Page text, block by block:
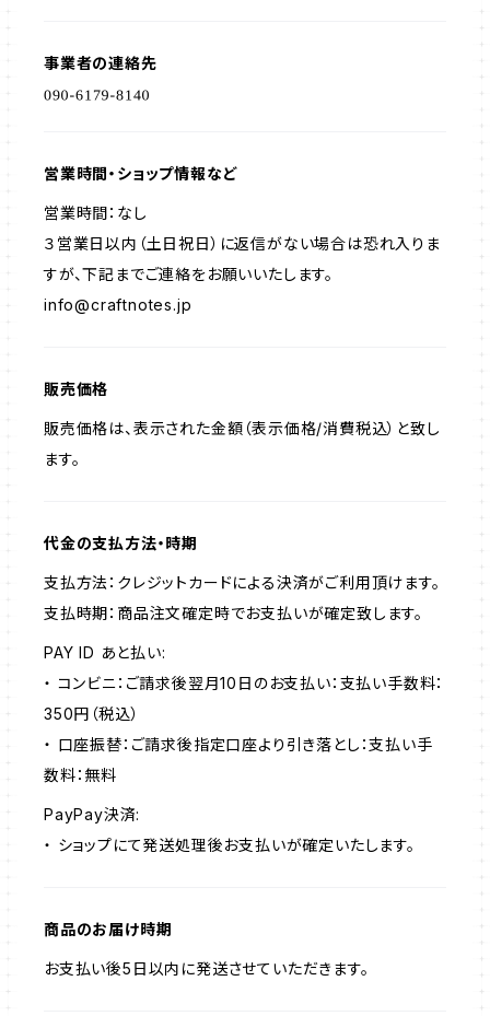
事業者の連絡先
営業時間・ショップ情報など
営業時間：なし
３営業日以内（土日祝日）に返信がない場合は恐れ入りま
すが、下記までご連絡をお願いいたします。
info@craftnotes.jp
販売価格
販売価格は、表示された金額（表示価格/消費税込）と致し
ます。
代金の支払方法・時期
支払方法：クレジットカードによる決済がご利用頂けます。
支払時期：商品注文確定時でお支払いが確定致します。
PAY ID あと払い:
・ コンビニ：ご請求後翌月10日のお支払い：支払い手数料：
350円（税込）
・ 口座振替：ご請求後指定口座より引き落とし：支払い手
数料：無料
PayPay決済:
・ ショップにて発送処理後お支払いが確定いたします。
商品のお届け時期
お支払い後5日以内に発送させていただきます。